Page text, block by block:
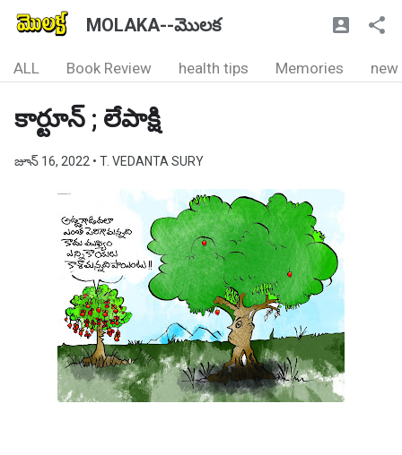
MOLAKA--మొలక
ALL Book Review health tips Memories new
కార్టూన్ ; లేపాక్షి
జూన్ 16, 2022 • T. VEDANTA SURY